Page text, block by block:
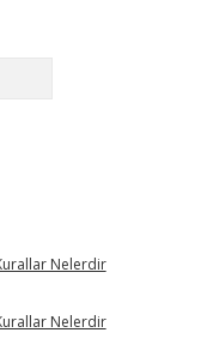
Nelerdir
Nelerdir